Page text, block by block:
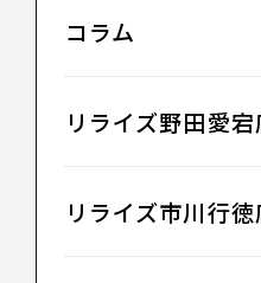
コラム
リライズ野田愛
リライズ市川行